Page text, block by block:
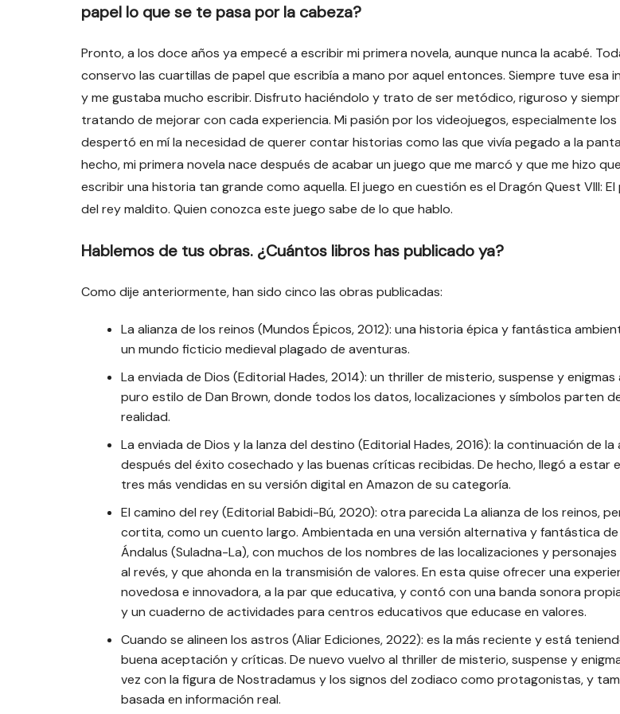
papel lo que se te pasa por la cabeza?
Pronto, a los doce años ya empecé a escribir mi primera novela, aunque nunca la acabé.
conservo las cuartillas de papel que escribía a mano por aquel entonces. Siempre tuve esa
y me gustaba mucho escribir. Disfruto haciéndolo y trato de ser metódico, riguroso y
tratando de mejorar con cada experiencia. Mi pasión por los videojuegos, especialmente los
despertó en mí la necesidad de querer contar historias como las que vivía pegado a la
hecho, mi primera novela nace después de acabar un juego que me marcó y que me hizo
escribir una historia tan grande como aquella. El juego en cuestión es el Dragón Quest VIII: El
del rey maldito. Quien conozca este juego sabe de lo que hablo.
Hablemos de tus obras. ¿Cuántos libros has publicado ya?
Como dije anteriormente, han sido cinco las obras publicadas:
La alianza de los reinos (Mundos Épicos, 2012): una historia épica y fantástica
un mundo ficticio medieval plagado de aventuras.
La enviada de Dios (Editorial Hades, 2014): un thriller de misterio, suspense y enigmas
puro estilo de Dan Brown, donde todos los datos, localizaciones y símbolos parten
realidad.
La enviada de Dios y la lanza del destino (Editorial Hades, 2016): la continuación de
después del éxito cosechado y las buenas críticas recibidas. De hecho, llegó a estar
tres más vendidas en su versión digital en Amazon de su categoría.
El camino del rey (Editorial Babidi-Bú, 2020): otra parecida La alianza de los reinos,
cortita, como un cuento largo. Ambientada en una versión alternativa y fantástica
Ándalus (Suladna-La), con muchos de los nombres de las localizaciones y
al revés, y que ahonda en la transmisión de valores. En esta quise ofrecer una
novedosa e innovadora, a la par que educativa, y contó con una banda sonora
y un cuaderno de actividades para centros educativos que educase en valores.
Cuando se alineen los astros (Aliar Ediciones, 2022): es la más reciente y está
buena aceptación y críticas. De nuevo vuelvo al thriller de misterio, suspense y
vez con la figura de Nostradamus y los signos del zodiaco como protagonistas, y
basada en información real.